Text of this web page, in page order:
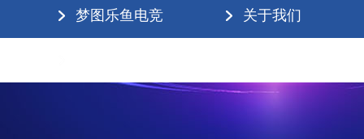
梦图乐鱼电竞 关于我们